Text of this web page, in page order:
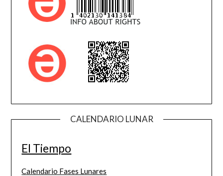
CALENDARIO LUNAR
El Tiempo
Calendario Fases Lunares